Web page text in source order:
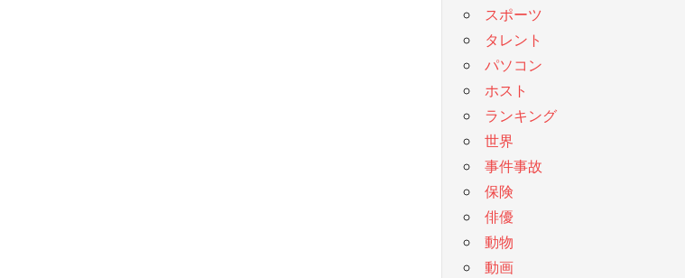
スポーツ
タレント
パソコン
ホスト
ランキング
世界
事件事故
保険
俳優
動物
動画